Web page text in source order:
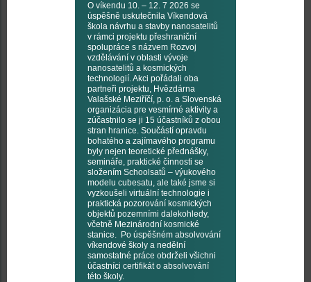
O víkendu 10. – 12. 7 2026 se
úspěšně uskutečnila Víkendová
škola návrhu a stavby nanosatelitů
v rámci projektu přeshraniční
spolupráce s názvem Rozvoj
vzdělávání v oblasti vývoje
nanosatelitů a kosmických
technologií. Akci pořádali oba
partneři projektu, Hvězdárna
Valašské Meziříčí, p. o. a Slovenská
organizácia pre vesmírné aktivity a
zúčastnilo se ji 15 účastníků z obou
stran hranice. Součástí opravdu
bohatého a zajímavého programu
byly nejen teoretické přednášky,
semináře, praktické činnosti se
složením Schoolsatů – výukového
modelu cubesatu, ale také jsme si
vyzkoušeli virtuální technologie i
praktická pozorování kosmických
objektů pozemními dalekohledy,
včetně Mezinárodní kosmické
stanice. Po úspěšném absolvování
víkendové školy a nedělní
samostatné práce obdrželi všichni
účastníci certifikát o absolvování
této školy.